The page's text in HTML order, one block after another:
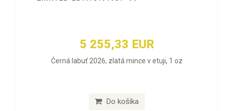
5 255,33 EUR
Černá labuť 2026, zlatá mince v etuji, 1 oz
Do košíka